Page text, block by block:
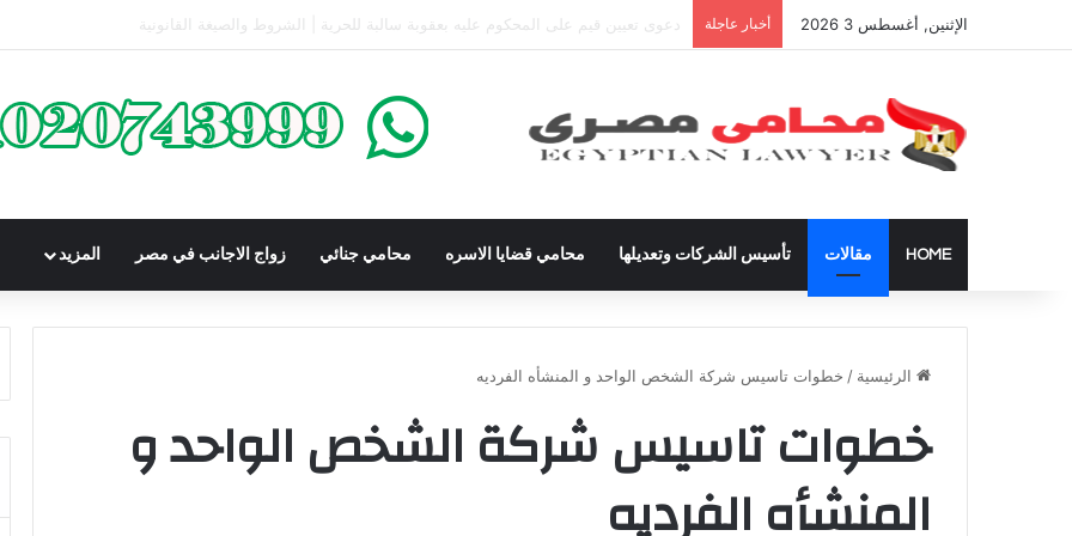
الإثنين, أغسطس 3 2026 أخبار عاجلة شراء العقارات داخل الكومباوندات تحت الإنشاء | أهم البنود التي تحمي المشتري في القانون المصري
HOME مقالات تأسيس الشركات وتعديلها محامي قضايا الاسره محامي جنائي زواج الاجانب في مصر المزيد
الرئيسية / خطوات تاسيس شركة الشخص الواحد و المنشأه الفرديه
خطوات تاسيس شركة الشخص الواحد و
المنشأه الفرديه